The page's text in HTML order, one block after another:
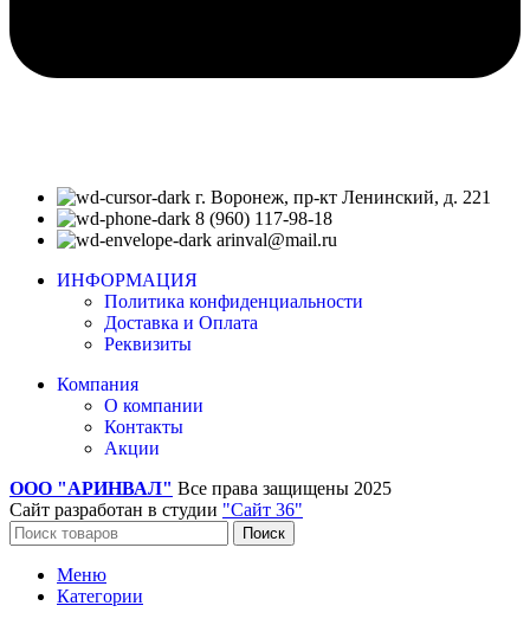
г. Воронеж, пр-кт Ленинский, д. 221
8 (960) 117-98-18
arinval@mail.ru
ИНФОРМАЦИЯ
Политика конфиденциальности
Доставка и Оплата
Реквизиты
Компания
О компании
Контакты
Акции
ООО "АРИНВАЛ" Все права защищены 2025
Сайт разработан в студии "Сайт 36"
Поиск
Меню
Категории